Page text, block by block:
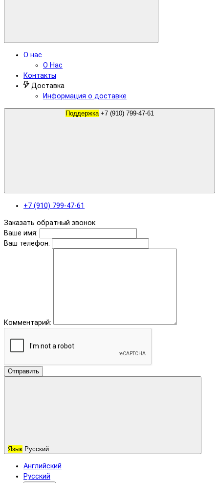
О нас
О Нас
Контакты
Доставка
Информация о доставке
Поддержка +7 (910) 799-47-61
+7 (910) 799-47-61
Заказать обратный звонок
Ваше имя:
Ваш телефон:
Комментарий:
Отправить
Язык Русский
Английский
Русский